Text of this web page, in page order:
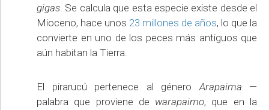
gigas. Se calcula que esta especie existe desde el
Mioceno, hace unos 23 millones de años, lo que la
convierte en uno de los peces más antiguos que
aún habitan la Tierra.
El pirarucú pertenece al géneroArapaima —
palabra que proviene de warapaimo, que en la